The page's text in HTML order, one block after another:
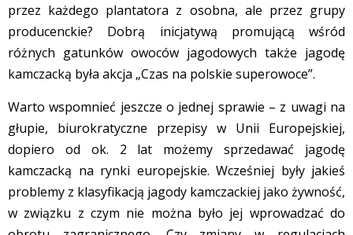
przez każdego plantatora z osobna, ale przez grupy
producenckie? Dobrą inicjatywą promującą wśród
różnych gatunków owoców jagodowych także jagodę
kamczacką była akcja „Czas na polskie superowoce”.
Warto wspomnieć jeszcze o jednej sprawie – z uwagi na
głupie, biurokratyczne przepisy w Unii Europejskiej,
dopiero od ok. 2 lat możemy sprzedawać jagodę
kamczacką na rynki europejskie. Wcześniej były jakieś
problemy z klasyfikacją jagody kamczackiej jako żywność,
w związku z czym nie można było jej wprowadzać do